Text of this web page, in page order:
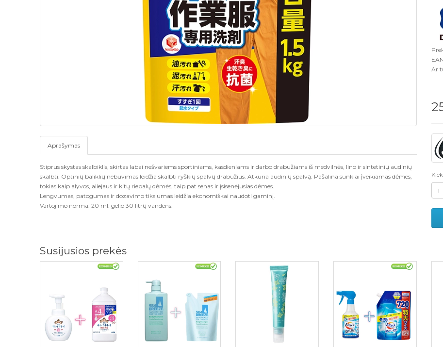
Aprašymas
Stiprus skystas skalbiklis, skirtas labai nešvariems sportiniams, kasdieniams ir darbo drabužiams iš medvilnės, lino ir sintetinių audinių
skalbti. Optinių baliklių nebuvimas leidžia skalbti ryškių spalvų drabužius. Atkuria audinių spalvą. Pašalina sunkiai įveikiamas dėmes,
tokias kaip alyvos, aliejaus ir kitų riebalų dėmės, taip pat senas ir įsisenėjusias dėmes.
Lengvumas, patogumas ir dozavimo tikslumas leidžia ekonomiškai naudoti gaminį.
Vartojimo norma: 20 ml. gelio 30 litrų vandens.
Ar
Susijusios prekės